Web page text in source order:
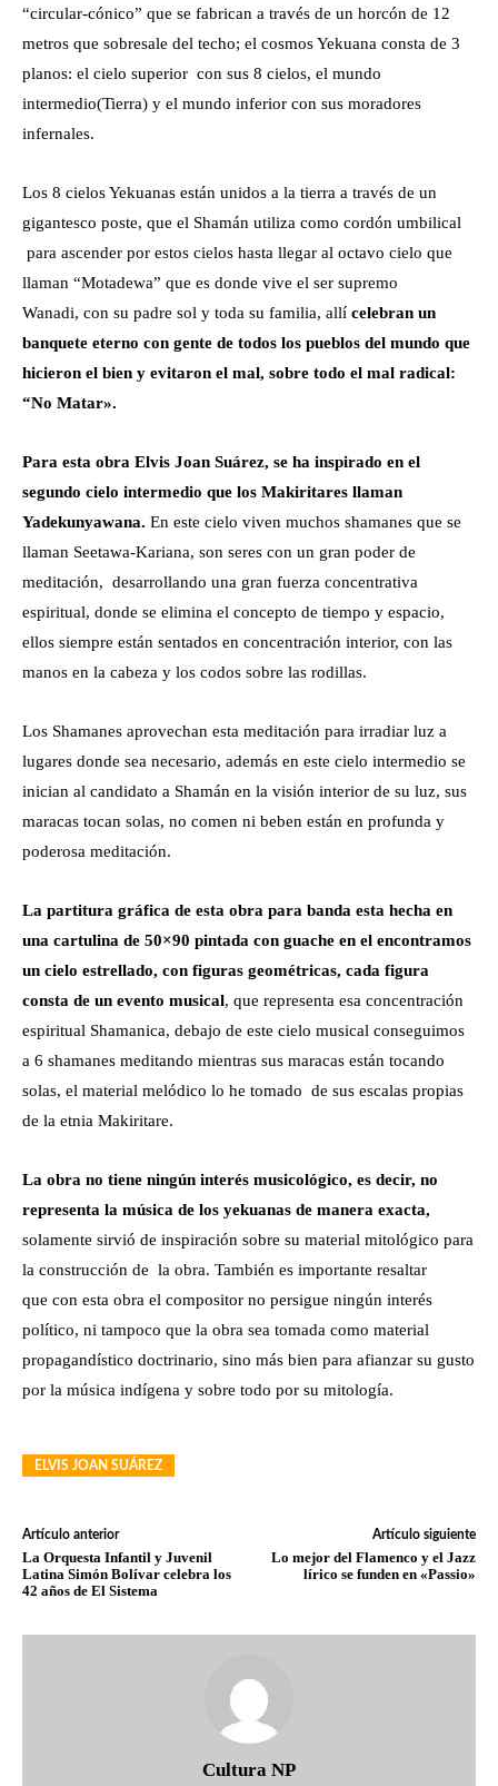
“circular-cónico” que se fabrican a través de un horcón de 12
metros que sobresale del techo; el cosmos Yekuana consta de 3
planos: el cielo superior con sus 8 cielos, el mundo
intermedio(Tierra) y el mundo inferior con sus moradores
infernales.
Los 8 cielos Yekuanas están unidos a la tierra a través de un
gigantesco poste, que el Shamán utiliza como cordón umbilical
para ascender por estos cielos hasta llegar al octavo cielo que
llaman “Motadewa” que es donde vive el ser supremo
Wanadi, con su padre sol y toda su familia, allí celebran un
banquete eterno con gente de todos los pueblos del mundo que
hicieron el bien y evitaron el mal, sobre todo el mal radical:
“No Matar».
Para esta obra Elvis Joan Suárez, se ha inspirado en el
segundo cielo intermedio que los Makiritares llaman
Yadekunyawana. En este cielo viven muchos shamanes que se
llaman Seetawa-Kariana, son seres con un gran poder de
meditación, desarrollando una gran fuerza concentrativa
espiritual, donde se elimina el concepto de tiempo y espacio,
ellos siempre están sentados en concentración interior, con las
manos en la cabeza y los codos sobre las rodillas.
Los Shamanes aprovechan esta meditación para irradiar luz a
lugares donde sea necesario, además en este cielo intermedio se
inician al candidato a Shamán en la visión interior de su luz, sus
maracas tocan solas, no comen ni beben están en profunda y
poderosa meditación.
La partitura gráfica de esta obra para banda esta hecha en
una cartulina de 50×90 pintada con guache en el encontramos
un cielo estrellado, con figuras geométricas, cada figura
consta de un evento musical, que representa esa concentración
espiritual Shamanica, debajo de este cielo musical conseguimos
a 6 shamanes meditando mientras sus maracas están tocando
solas, el material melódico lo he tomado de sus escalas propias
de la etnia Makiritare.
La obra no tiene ningún interés musicológico, es decir, no
representa la música de los yekuanas de manera exacta,
solamente sirvió de inspiración sobre su material mitológico para
la construcción de la obra. También es importante resaltar
que con esta obra el compositor no persigue ningún interés
político, ni tampoco que la obra sea tomada como material
propagandístico doctrinario, sino más bien para afianzar su gusto
por la música indígena y sobre todo por su mitología.
ELVIS JOAN SUÁREZ
Artículo anterior
La Orquesta Infantil y Juvenil
Latina Simón Bolívar celebra los
42 años de El Sistema
Artículo siguiente
Lo mejor del Flamenco y el Jazz
lírico se funden en «Passio»
Cultura NP